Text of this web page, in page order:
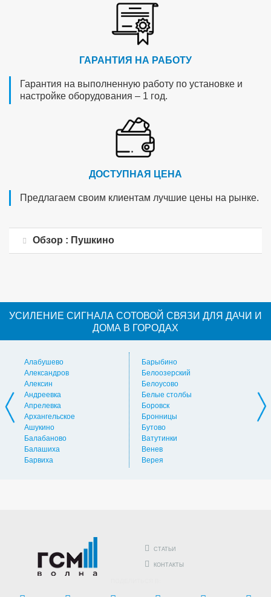
ГАРАНТИЯ НА РАБОТУ
Гарантия на выполненную работу по установке и
настройке оборудования – 1 год.
ДОСТУПНАЯ ЦЕНА
Предлагаем своим клиентам лучшие цены на рынке.
Обзор : Пушкино
УСИЛЕНИЕ СИГНАЛА СОТОВОЙ СВЯЗИ ДЛЯ ДАЧИ И
ДОМА В ГОРОДАХ
Алабушево
Александров
Алексин
Андреевка
Апрелевка
Архангельское
Ашукино
Балабаново
Балашиха
Барвиха
Барыбино
Белоозерский
Белоусово
Белые столбы
Боровск
Бронницы
Бутово
Ватутинки
Венев
Верея
СТАТЬИ
КОНТАКТЫ